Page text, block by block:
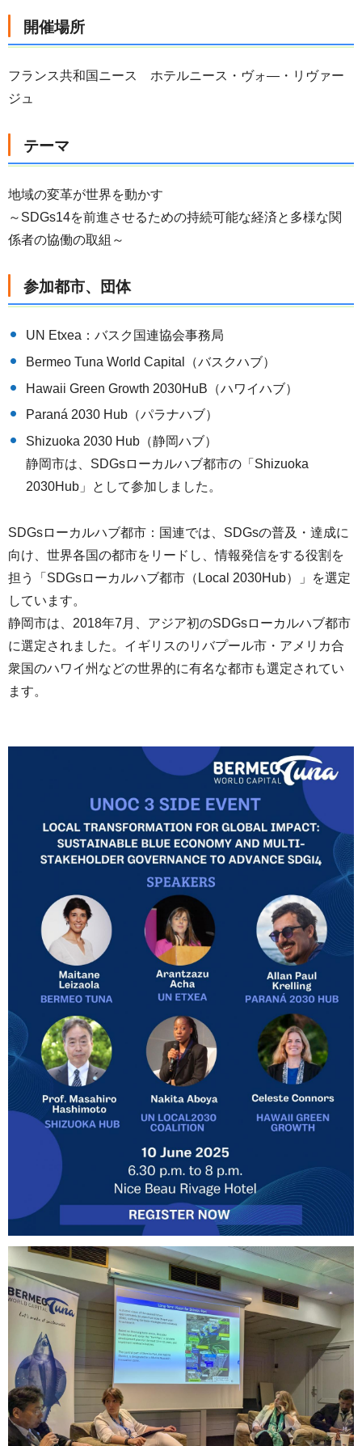
開催場所
フランス共和国ニース ホテルニース・ヴォ―・リヴァー
ジュ
テーマ
地域の変革が世界を動かす
～SDGs14を前進させるための持続可能な経済と多様な関
係者の協働の取組～
参加都市、団体
UN Etxea：バスク国連協会事務局
Bermeo Tuna World Capital（バスクハブ）
Hawaii Green Growth 2030HuB（ハワイハブ）
Paraná 2030 Hub（パラナハブ）
Shizuoka 2030 Hub（静岡ハブ）
静岡市は、SDGsローカルハブ都市の「Shizuoka
2030Hub」として参加しました。
SDGsローカルハブ都市：国連では、SDGsの普及・達成に
向け、世界各国の都市をリードし、情報発信をする役割を
担う「SDGsローカルハブ都市（Local 2030Hub）」を選定
しています。
静岡市は、2018年7月、アジア初のSDGsローカルハブ都市
に選定されました。イギリスのリバプール市・アメリカ合
衆国のハワイ州などの世界的に有名な都市も選定されてい
ます。